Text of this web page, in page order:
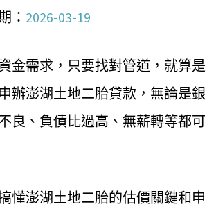
： 2026-03-19
金需求，只要找對管道，就算是
辦澎湖土地二胎貸款，無論是銀
良、負債比過高、無薪轉等都可
懂澎湖土地二胎的估價關鍵和申